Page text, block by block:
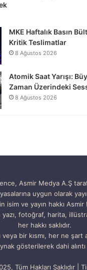
MKE Haftalık Basın
Kritik Teslimatlar
8 Ağustos 2026
Atomik Saat Yarışı:
Zaman Üzerindeki
8 Ağustos 2026
Asmir Medya A.Ş
uygun olarak
isim ve yayın hakkı
yazı, fotoğraf, harita,
her hakkı saklıdır.
veya bir kısmı, her ne şart
gösterilerek dahi alıntı
Tüm Hakları Saklıdır |